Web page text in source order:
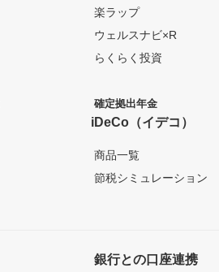
楽ラップ
ウェルスナビ×R
らくらく投資
確定拠出年金
iDeCo（イデコ）
商品一覧
節税シミュレーション
銀行との口座連携